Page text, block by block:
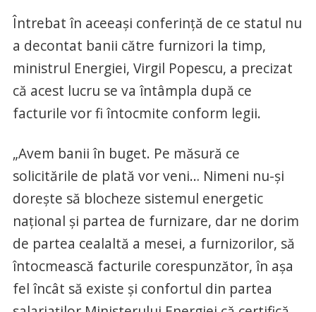
Întrebat în aceeaşi conferinţă de ce statul nu
a decontat banii către furnizori la timp,
ministrul Energiei, Virgil Popescu, a precizat
că acest lucru se va întâmpla după ce
facturile vor fi întocmite conform legii.
„Avem banii în buget. Pe măsură ce
solicitările de plată vor veni… Nimeni nu-şi
doreşte să blocheze sistemul energetic
naţional şi partea de furnizare, dar ne dorim
de partea cealaltă a mesei, a furnizorilor, să
întocmească facturile corespunzător, în aşa
fel încât să existe şi confortul din partea